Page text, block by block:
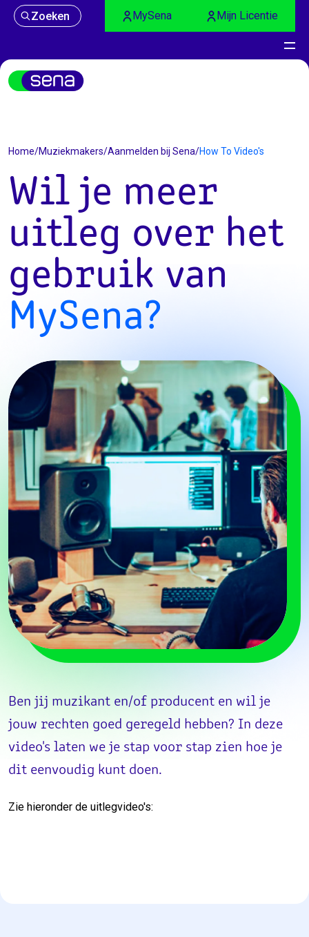
Zoeken MySena Mijn Licentie
Home/Muziekmakers/Aanmelden bij Sena/How To Video's
Wil je meer
uitleg over het
gebruik van
MySena?
Ben jij muzikant en/of producent en wil je
jouw rechten goed geregeld hebben? In deze
video's laten we je stap voor stap zien hoe je
dit eenvoudig kunt doen.
Zie hieronder de uitlegvideo's: